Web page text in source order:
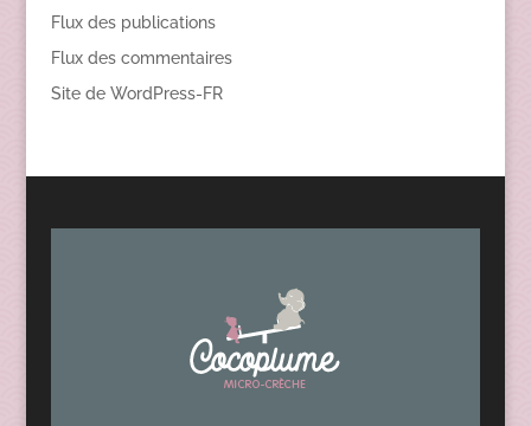
Flux des publications
Flux des commentaires
Site de WordPress-FR